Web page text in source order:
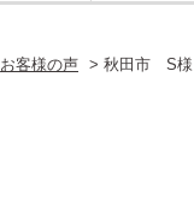
お客様の声 > 秋田市 S様